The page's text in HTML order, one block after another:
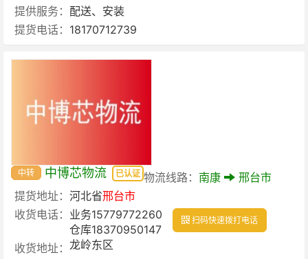
提供服务： 配送、安装
提货电话： 18170712739
中转 中博芯物流 已认证 物流线路： 南康
邢台市
提货地址： 河北省邢台市
收货电话： 业务15779772260
仓库18370950147
扫码快速拨打电话
收货地址： 龙岭东区